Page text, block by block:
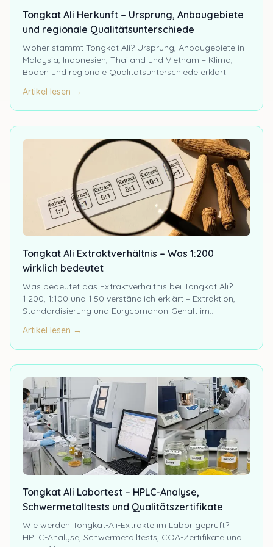
Tongkat Ali Herkunft – Ursprung, Anbaugebiete
und regionale Qualitätsunterschiede
Woher stammt Tongkat Ali? Ursprung, Anbaugebiete in
Malaysia, Indonesien, Thailand und Vietnam – Klima,
Boden und regionale Qualitätsunterschiede erklärt.
Artikel lesen →
Tongkat Ali Extraktverhältnis – Was 1:200
wirklich bedeutet
Was bedeutet das Extraktverhältnis bei Tongkat Ali?
1:200, 1:100 und 1:50 verständlich erklärt – Extraktion,
Standardisierung und Eurycomanon-Gehalt im
Artikel lesen →
Tongkat Ali Labortest – HPLC-Analyse,
Schwermetalltests und Qualitätszertifikate
Wie werden Tongkat-Ali-Extrakte im Labor geprüft?
HPLC-Analyse, Schwermetalltests, COA-Zertifikate und